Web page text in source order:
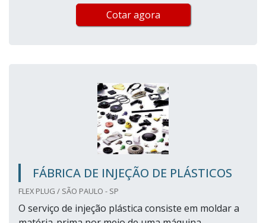
Cotar agora
FÁBRICA DE INJEÇÃO DE PLÁSTICOS
FLEX PLUG / SÃO PAULO - SP
O serviço de injeção plástica consiste em moldar a